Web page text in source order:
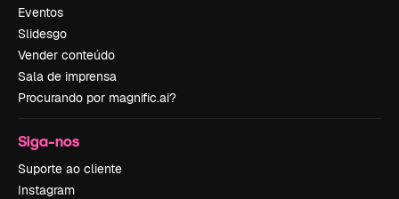
Eventos
Slidesgo
Vender conteúdo
Sala de imprensa
Procurando por magnific.ai?
Siga-nos
Suporte ao cliente
Instagram